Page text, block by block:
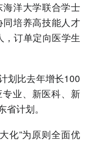
洋大学联合学士
培养高技能人才
，订单定向医学生
划比去年增长100
业、新医科、新
计划。
化”为原则全面优